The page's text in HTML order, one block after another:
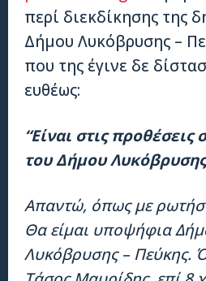
περί διεκδίκησης της
Δήμου Λυκόβρυσης –
που της έγινε δε
ευθέως:
“Είναι στις προθέσεις
του Δήμου
Απαντώ, όπως με
Θα είμαι υποψήφια
Λυκόβρυσης – Πεύκης.